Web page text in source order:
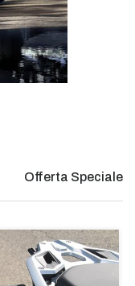
Offerta Speciale